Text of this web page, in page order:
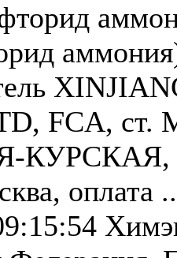
FCA,
оплата